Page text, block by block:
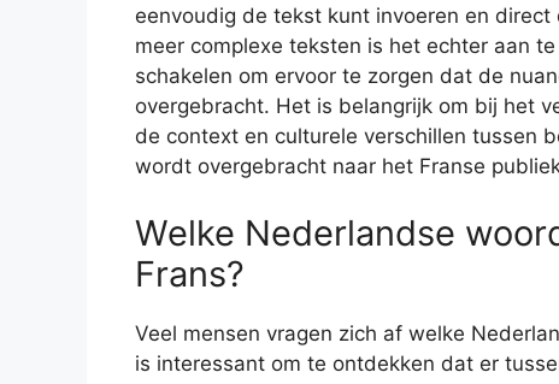
eenvoudig de tekst kunt invoeren en
meer complexe teksten is het echter aan
schakelen om ervoor te zorgen dat de
overgebracht. Het is belangrijk om bij het
de context en culturele verschillen tussen
wordt overgebracht naar het Franse
Welke Nederlandse
Frans?
Veel mensen vragen zich af welke
is interessant om te ontdekken dat er